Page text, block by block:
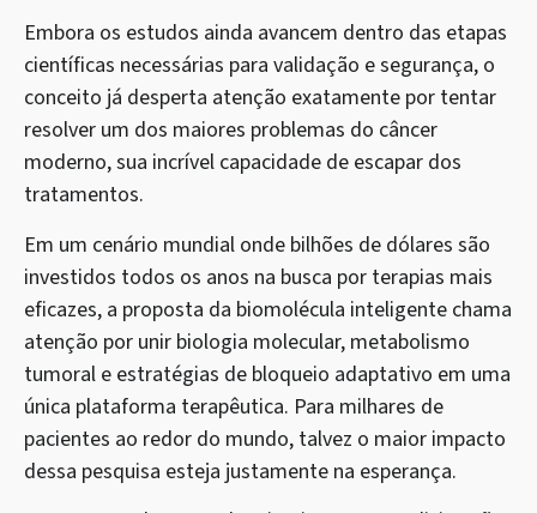
Embora os estudos ainda avancem dentro das etapas
científicas necessárias para validação e segurança, o
conceito já desperta atenção exatamente por tentar
resolver um dos maiores problemas do câncer
moderno, sua incrível capacidade de escapar dos
tratamentos.
Em um cenário mundial onde bilhões de dólares são
investidos todos os anos na busca por terapias mais
eficazes, a proposta da biomolécula inteligente chama
atenção por unir biologia molecular, metabolismo
tumoral e estratégias de bloqueio adaptativo em uma
única plataforma terapêutica. Para milhares de
pacientes ao redor do mundo, talvez o maior impacto
dessa pesquisa esteja justamente na esperança.